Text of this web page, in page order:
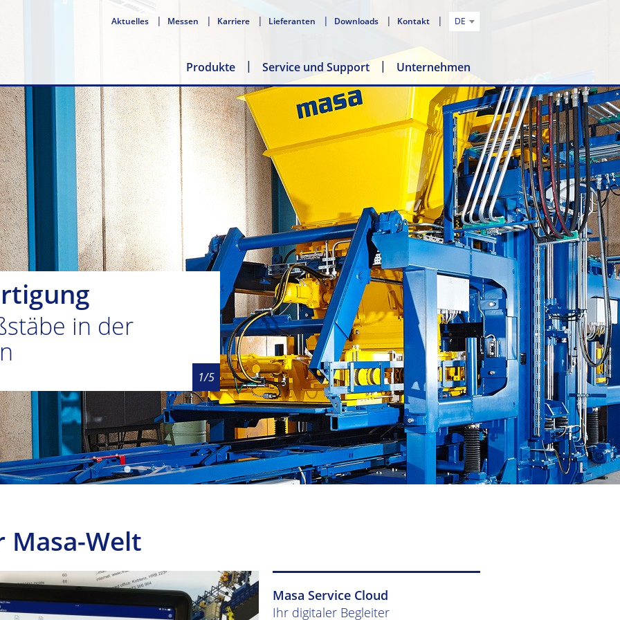
Aktuelles Messen Karriere Lieferanten Downloads Kontakt DE
Produkte Service und Support Unternehmen
in der
1/5
Anlagen:
Masa-Welt
Masa Service Cloud
Ihr digitaler Begleiter